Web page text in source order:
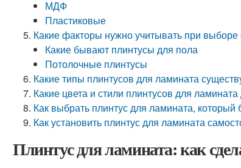
МДФ
Пластиковые
Какие факторы нужно учитывать при
Какие бывают плинтусы для пола
Потолочные плинтусы
Какие типы плинтусов для ламината
Какие цвета и стили плинтусов для
Как выбрать плинтус для ламината, который
Как установить плинтус для ламината
Плинтус для ламината: как